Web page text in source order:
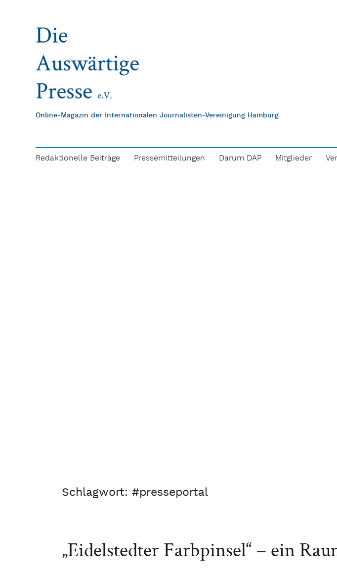
Online-Magazin der Internationalen Journalisten-Vereinigung Hamburg
Redaktionelle Beiträge Pressemitteilungen Darum DAP Mitglieder
Schlagwort: #presseportal
„Eidelstedter Farbpinsel“ – ein